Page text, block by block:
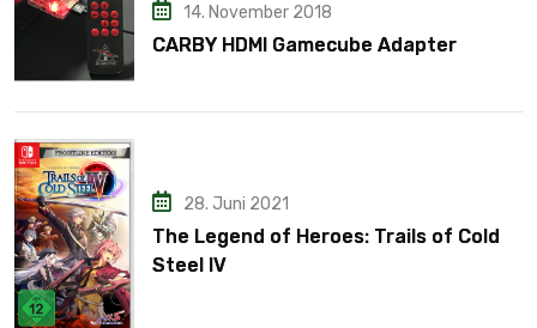
14. November 2018
CARBY HDMI Gamecube Adapter
28. Juni 2021
The Legend of Heroes: Trails of Cold
Steel IV